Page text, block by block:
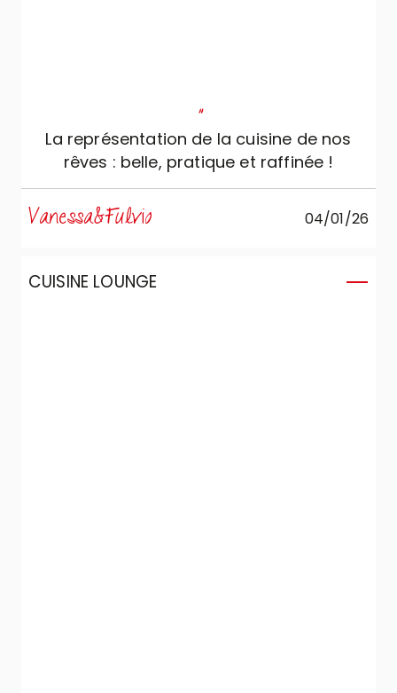
"
La représentation de la cuisine de nos
rêves : belle, pratique et raffinée !
Vanessa&Fulvio 04/01/26
CUISINE LOUNGE